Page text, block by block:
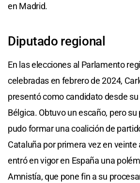
en Madrid.
Diputado regional
En las elecciones al Parlamento
celebradas en febrero de 2024,
presentó como candidato desde
Bélgica. Obtuvo un escaño, pero
pudo formar una coalición de
Cataluña por primera vez en veinte
entró en vigor en España una
Amnistía, que pone fin a su